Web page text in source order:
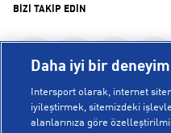
BİZİ TAKİP EDİN
Daha iyi bir
Intersport olarak, internet
iyileştirmek, sitemizdeki
alanlarınıza göre